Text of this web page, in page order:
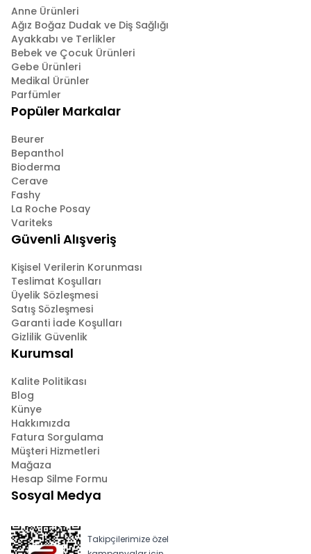
Anne Ürünleri
Ağız Boğaz Dudak ve Diş Sağlığı
Ayakkabı ve Terlikler
Bebek ve Çocuk Ürünleri
Gebe Ürünleri
Medikal Ürünler
Parfümler
Popüler Markalar
Beurer
Bepanthol
Bioderma
Cerave
Fashy
La Roche Posay
Variteks
Güvenli Alışveriş
Kişisel Verilerin Korunması
Teslimat Koşulları
Üyelik Sözleşmesi
Satış Sözleşmesi
Garanti İade Koşulları
Gizlilik Güvenlik
Kurumsal
Kalite Politikası
Blog
Künye
Hakkımızda
Fatura Sorgulama
Müşteri Hizmetleri
Mağaza
Hesap Silme Formu
Sosyal Medya
Takipçilerimize özel